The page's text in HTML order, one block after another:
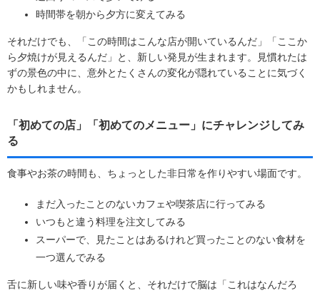
時間帯を朝から夕方に変えてみる
それだけでも、「この時間はこんな店が開いているんだ」「ここか
ら夕焼けが見えるんだ」と、新しい発見が生まれます。見慣れたは
ずの景色の中に、意外とたくさんの変化が隠れていることに気づく
かもしれません。
「初めての店」「初めてのメニュー」にチャレンジしてみ
る
食事やお茶の時間も、ちょっとした非日常を作りやすい場面です。
まだ入ったことのないカフェや喫茶店に行ってみる
いつもと違う料理を注文してみる
スーパーで、見たことはあるけれど買ったことのない食材を
一つ選んでみる
舌に新しい味や香りが届くと、それだけで脳は「これはなんだろ